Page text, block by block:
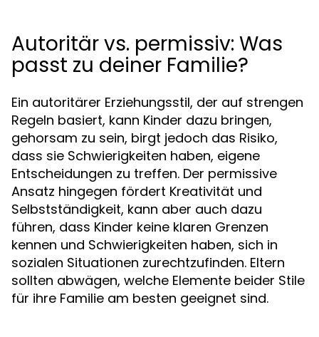
Autoritär vs. permissiv: Was
passt zu deiner Familie?
Ein autoritärer Erziehungsstil, der auf strengen
Regeln basiert, kann Kinder dazu bringen,
gehorsam zu sein, birgt jedoch das Risiko,
dass sie Schwierigkeiten haben, eigene
Entscheidungen zu treffen. Der permissive
Ansatz hingegen fördert Kreativität und
Selbstständigkeit, kann aber auch dazu
führen, dass Kinder keine klaren Grenzen
kennen und Schwierigkeiten haben, sich in
sozialen Situationen zurechtzufinden. Eltern
sollten abwägen, welche Elemente beider Stile
für ihre Familie am besten geeignet sind.